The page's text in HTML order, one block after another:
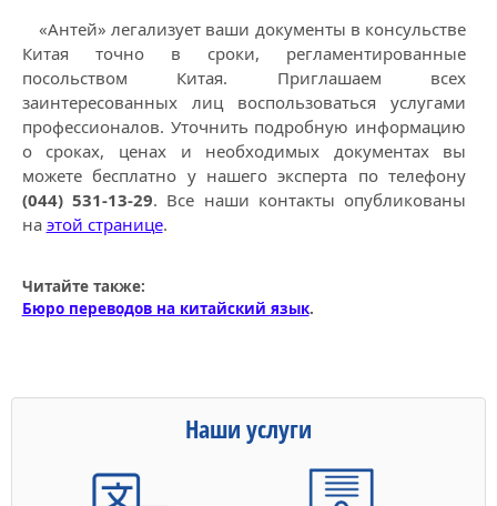
«Антей» легализует ваши документы в консульстве
Китая точно в сроки, регламентированные
посольством Китая. Приглашаем всех
заинтересованных лиц воспользоваться услугами
профессионалов. Уточнить подробную информацию
о сроках, ценах и необходимых документах вы
можете бесплатно у нашего эксперта по телефону
(044) 531-13-29. Все наши контакты опубликованы
на этой странице.
Читайте также:
Бюро переводов на китайский язык.
Наши услуги